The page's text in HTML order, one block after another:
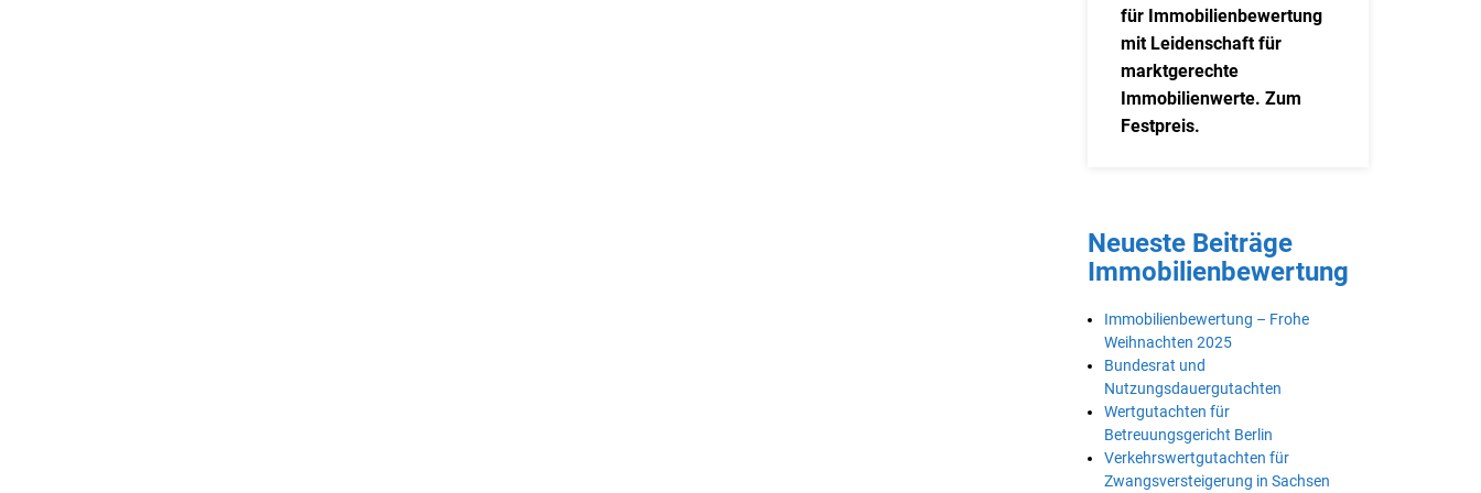
für Immobilienbewertung
mit Leidenschaft für
marktgerechte
Immobilienwerte. Zum
Festpreis.
Neueste Beiträge
Immobilienbewertung
Immobilienbewertung – Frohe
Weihnachten 2025
Bundesrat und
Nutzungsdauergutachten
Wertgutachten für
Betreuungsgericht Berlin
Verkehrswertgutachten für
Zwangsversteigerung in Sachsen